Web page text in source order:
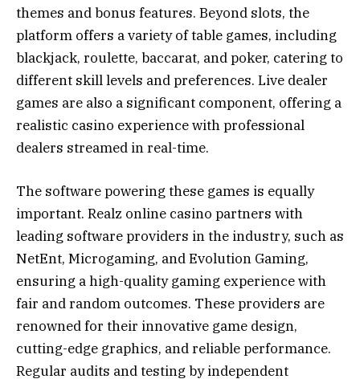
themes and bonus features. Beyond slots, the
platform offers a variety of table games, including
blackjack, roulette, baccarat, and poker, catering to
different skill levels and preferences. Live dealer
games are also a significant component, offering a
realistic casino experience with professional
dealers streamed in real-time.
The software powering these games is equally
important. Realz online casino partners with
leading software providers in the industry, such as
NetEnt, Microgaming, and Evolution Gaming,
ensuring a high-quality gaming experience with
fair and random outcomes. These providers are
renowned for their innovative game design,
cutting-edge graphics, and reliable performance.
Regular audits and testing by independent